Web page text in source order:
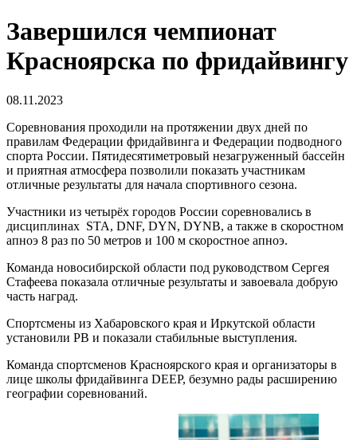
Завершился чемпионат
Красноярска по фридайвингу
08.11.2023
Соревнования проходили на протяжении двух дней по
правилам Федерации фридайвинга и Федерации подводного
спорта России. Пятидесятиметровый незагруженный бассейн
и приятная атмосфера позволили показать участникам
отличные результаты для начала спортивного сезона.
Участники из четырёх городов России соревновались в
дисциплинах STA, DNF, DYN, DYNB, а также в скоростном
апноэ 8 раз по 50 метров и 100 м скоростное апноэ.
Команда новосибирской области под руководством Сергея
Стафеева показала отличные результаты и завоевала добрую
часть наград.
Спортсмены из Хабаровского края и Иркутской области
установили PB и показали стабильные выступления.
Команда спортсменов Красноярского края и организаторы в
лице школы фридайвинга DEEP, безумно рады расширению
географии соревнований.